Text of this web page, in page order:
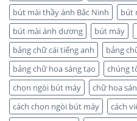
bút mài thầy ánh Bắc Ninh
bút
bút mài ánh dương
bút máy
bảng chữ cái tiếng anh
bảng
bảng chữ hoa sáng tạo
chúng
chọn ngòi bút máy
chữ hoa
cách chọn ngòi bút máy
cách